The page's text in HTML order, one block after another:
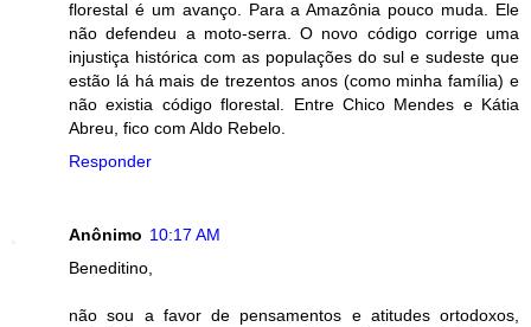
florestal é um avanço. Para a Amazônia pouco muda. Ele
não defendeu a moto-serra. O novo código corrige uma
injustiça histórica com as populações do sul e sudeste que
estão lá há mais de trezentos anos (como minha família) e
não existia código florestal. Entre Chico Mendes e Kátia
Abreu, fico com Aldo Rebelo.
Responder
Anônimo 10:17 AM
Beneditino,
não sou a favor de pensamentos e atitudes ortodoxos,